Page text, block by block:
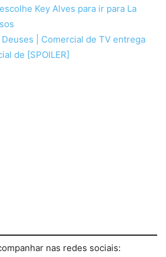
Key Alves para ir para La
Deuses | Comercial de TV entrega
de [SPOILER]
nas redes sociais: